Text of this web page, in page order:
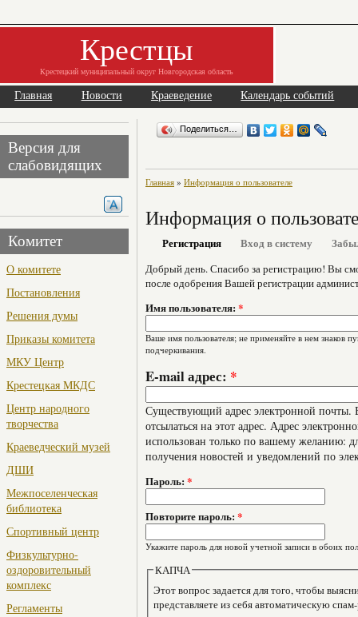
Крестцы
Крестецкий муниципальный округ Новгородская область
Главная Новости Краеведение Календарь событий
Версия для
слабовидящих
Комитет
О комитете
Постановления
Решения думы
Приказы комитета
МКУ Центр
Крестецкая МКДС
Центр народного
творчества
Краеведческий музей
ДШИ
Межпоселенческая
библиотека
Спортивный центр
Физкультурно-
оздоровительный
комплекс
Регламенты
Поделиться…
Главная » Информация о пользователе
Информация о
Регистрация Вход в систему
Добрый день. Спасибо за регистрацию! Вы
после одобрения Вашей регистрации
Имя пользователя: *
Ваше имя пользователя; не применяйте в нем знаков
подчеркивания.
E-mail адрес: *
Существующий адрес электронной почты.
отсылаться на этот адрес. Адрес
использован только по вашему желанию:
получения новостей и уведомлений по
Пароль: *
Повторите пароль: *
Укажите пароль для новой учетной записи в обоих
КАПЧА
Этот вопрос задается для того, чтобы выяснить,
представляете из себя автоматическую